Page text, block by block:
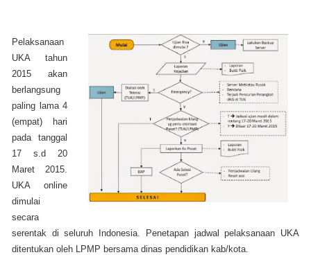
Pelaksanaan
UKA tahun
2015 akan
berlangsung
paling lama 4
(empat) hari
pada tanggal
17 s.d 20
Maret 2015.
UKA online
dimulai
secara
serentak di seluruh Indonesia. Penetapan jadwal pelaksanaan UKA
ditentukan oleh LPMP bersama dinas pendidikan kab/kota.